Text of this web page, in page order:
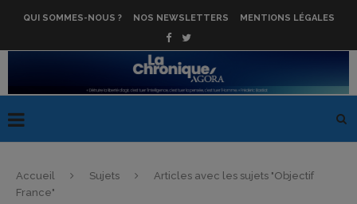
QUI SOMMES-NOUS ? NOS NEWSLETTERS MENTIONS LÉGALES
Accueil Sujets
Articles avec les sujets "Objectif
France"